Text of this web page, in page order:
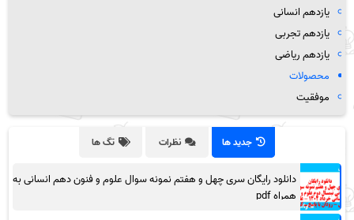
یازدهم انسانی
یازدهم تجربی
یازدهم ریاضی
محصولات
موفقیت
جدید ها نظرات تگ ها
دانلود رایگان سری چهل و هفتم نمونه سوال علوم و فنون دهم انسانی به
همراه pdf